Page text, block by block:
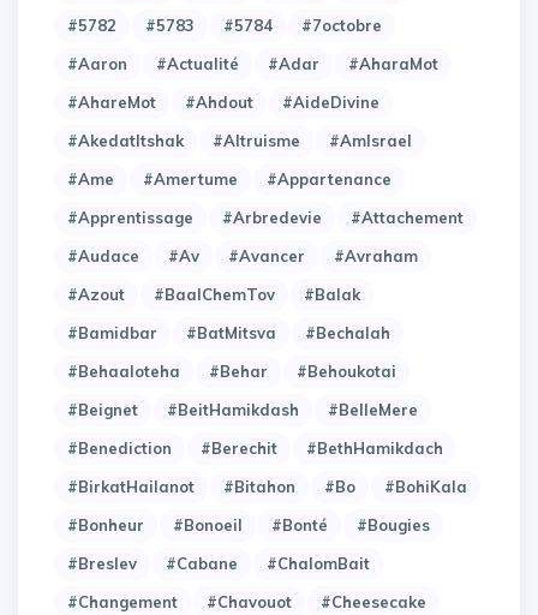
#5782
#5783 #5784
#7octobre
#Aaron
#Actualité #Adar
#AharaMot
#AhareMot
#Ahdout
#AideDivine
#AkedatItshak
#Altruisme
#AmIsrael
#Ame
#Amertume
#Appartenance
#Apprentissage
#Arbredevie
#Attachement
#Audace
#Av #Avancer
#Avraham
#Azout
#BaalChemTov
#Balak
#Bamidbar
#BatMitsva
#Bechalah
#Behaaloteha
#Behar
#Behoukotai
#Beignet
#BeitHamikdash
#BelleMere
#Benediction
#Berechit
#BethHamikdach
#BirkatHailanot
#Bitahon #Bo
#BohiKala
#Bonheur
#Bonoeil #Bonté
#Bougies
#Breslev
#Cabane
#ChalomBait
#Changement
#Chavouot
#Cheesecake